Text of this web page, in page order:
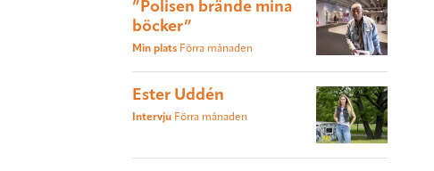
”Polisen brände mina
böcker”
Min plats Förra månaden
Ester Uddén
Intervju Förra månaden